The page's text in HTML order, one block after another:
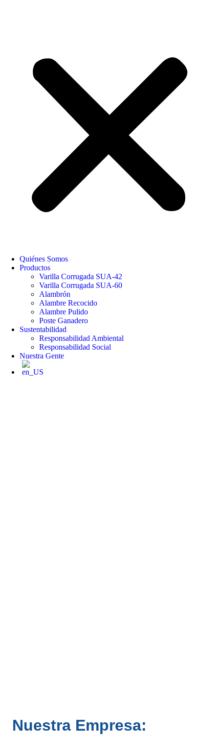
Quiénes Somos
Productos
Varilla Corrugada SUA-42
Varilla Corrugada SUA-60
Alambrón
Alambre Recocido
Alambre Pulido
Poste Ganadero
Sustentabilidad
Responsabilidad Ambiental
Responsabilidad Social
Nuestra Gente
Nuestra Empresa: